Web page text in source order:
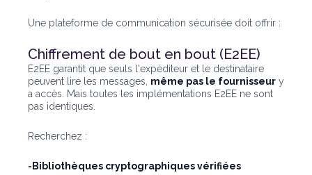
Une plateforme de communication sécurisée doit offrir :
Chiffrement de bout en bout (E2EE)
E2EE garantit que seuls l'expéditeur et le destinataire
peuvent lire les messages, même pas le fournisseur y
a accès. Mais toutes les implémentations E2EE ne sont
pas identiques.
Recherchez :
-Bibliothèques cryptographiques vérifiées